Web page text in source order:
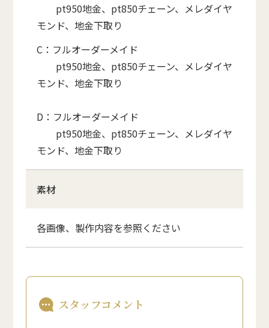
pt950地金、pt850チェーン、メレダイヤ
モンド、地金下取り
C：フルオーダーメイド
pt950地金、pt850チェーン、メレダイヤ
モンド、地金下取り
D：フルオーダーメイド
pt950地金、pt850チェーン、メレダイヤ
モンド、地金下取り
素材
各画像、製作内容を参照ください
スタッフコメント